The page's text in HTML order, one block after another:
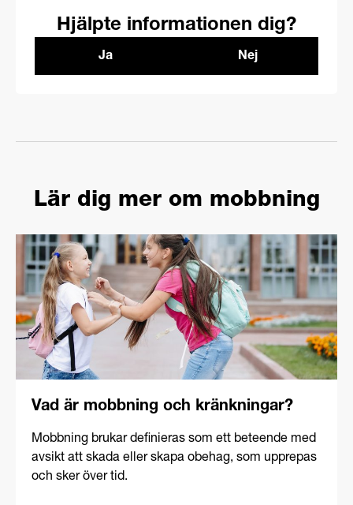
Hjälpte informationen dig?
Ja Nej
Lär dig mer om mobbning
Vad är mobbning och kränkningar?​
Mobbning brukar definieras som ett beteende med
avsikt att skada eller skapa obehag, som upprepas
och sker över tid.